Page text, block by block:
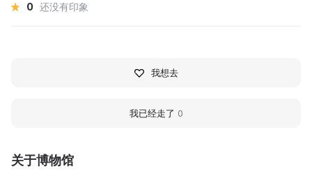
关于博物馆
0 还没有印象
我想去
我已经走了 0